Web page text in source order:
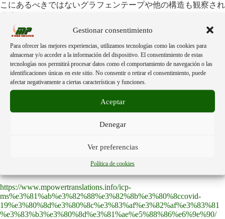
Gestionar consentimiento
Para ofrecer las mejores experiencias, utilizamos tecnologías como las cookies para
almacenar y/o acceder a la información del dispositivo. El consentimiento de estas
tecnologías nos permitirá procesar datos como el comportamiento de navegación o las
identificaciones únicas en este sitio. No consentir o retirar el consentimiento, puede
afectar negativamente a ciertas características y funciones.
Aceptar
Denegar
Ver preferencias
Política de cookies
こにあるべきではないグラフェンテープや他の構造も観察され
ます。
以下の添付レポートをダウンロードして共有し、世界中の誰も
がこれを知り、各自が考慮して行動できるようにしてくださ
い。
▪️​日本語に翻訳されたパブロ・カンプラのレポート。:
https://www.mpowertranslations.info/covid-
19%e3%83%af%e3%82%af%e3%83%81%e3%83%b3%e4%b8%ad
3%83%b3%e6%a4%9c%e5%87%ba%e3%83%9e%e3%82%a4%e3%
▪️「COVID-19」「ワクチン」のICP-MS分析（日本語）:
https://www.mpowertranslations.info/icp-
ms%e3%81%ab%e3%82%88%e3%82%8b%e3%80%8ccovid-
19%e3%80%8d%e3%80%8c%e3%83%af%e3%82%af%e3%83%81
%e3%83%b3%e3%80%8d%e3%81%ae%e5%88%86%e6%9e%90/